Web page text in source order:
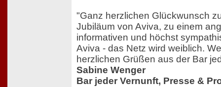
"Ganz herzlichen Glückwunsch
Jubiläum von Aviva, zu einem
informativen und höchst
Aviva - das Netz wird weiblich.
herzlichen Grüßen aus der Bar
Sabine Wenger
Bar jeder Vernunft, Presse &